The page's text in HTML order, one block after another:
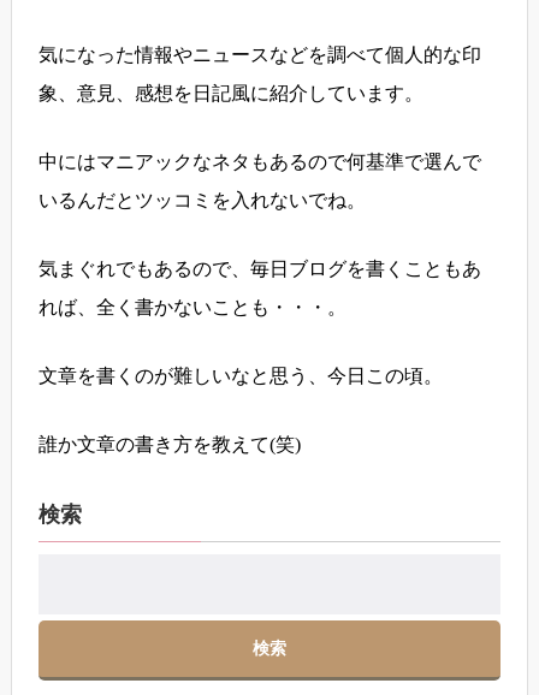
気になった情報やニュースなどを調べて個人的な印
象、意見、感想を日記風に紹介しています。
中にはマニアックなネタもあるので何基準で選んで
いるんだとツッコミを入れないでね。
気まぐれでもあるので、毎日ブログを書くこともあ
れば、全く書かないことも・・・。
文章を書くのが難しいなと思う、今日この頃。
誰か文章の書き方を教えて(笑)
検索